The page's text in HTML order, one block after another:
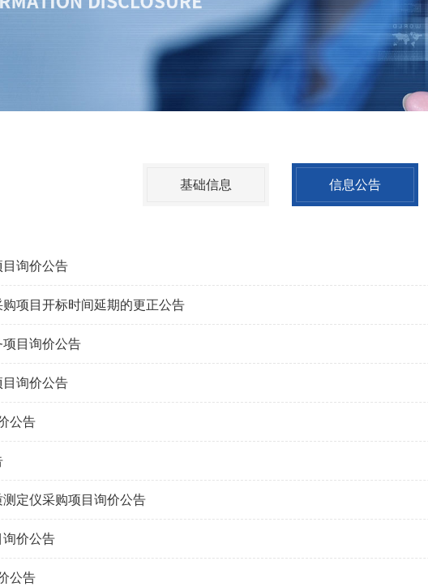
基础信息 信息公告
询价公告
项目开标时间延期的更正公告
目询价公告
询价公告
公告
定仪采购项目询价公告
询价公告
公告